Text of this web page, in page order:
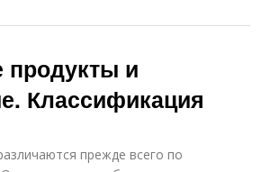
и
Классификация
прежде всего по